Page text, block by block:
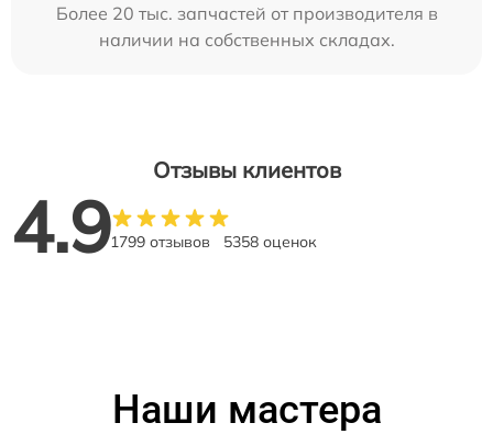
Более 20 тыс. запчастей от производителя в
наличии на собственных складах.
Отзывы клиентов
4.91799 отзывов 5358 оценок
Наши мастера